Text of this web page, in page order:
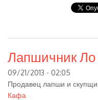
Лапшичник Ло
09/21/2013 - 02:05
Продавец лапши и
Кафа